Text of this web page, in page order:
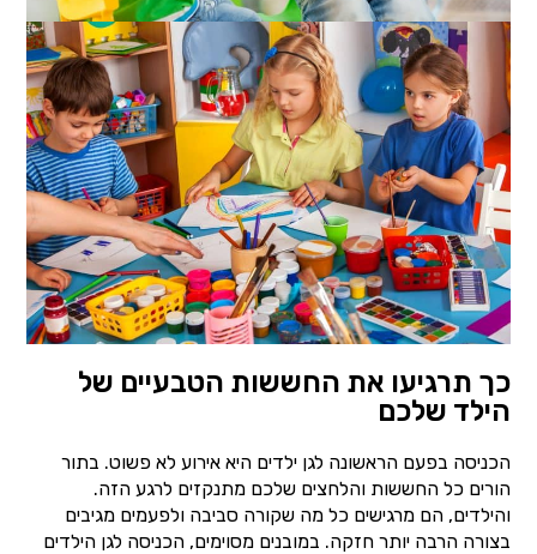
כך תרגיעו את החששות הטבעיים של
הילד שלכם
הכניסה בפעם הראשונה לגן ילדים היא אירוע לא פשוט. בתור
הורים כל החששות והלחצים שלכם מתנקזים לרגע הזה.
והילדים, הם מרגישים כל מה שקורה סביבה ולפעמים מגיבים
בצורה הרבה יותר חזקה. במובנים מסוימים, הכניסה לגן הילדים